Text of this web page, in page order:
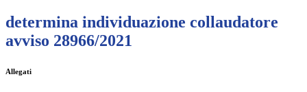
determina individuazione collaudatore
avviso 28966/2021
Allegati